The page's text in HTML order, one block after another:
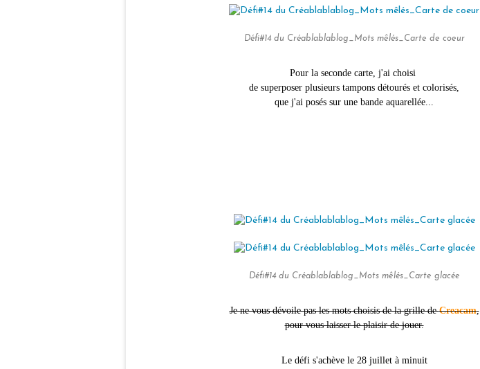
Défi#14 du Créablablablog_Mots mêlés_Carte de coeur
Pour la seconde carte, j'ai choisi
de superposer plusieurs tampons détourés et colorisés,
que j'ai posés sur une bande aquarellée...
Défi#14 du Créablablablog_Mots mêlés_Carte glacée
Je ne vous dévoile pas les mots choisis de la grille deCreacam,
pour vous laisser le plaisir de jouer.
Le défi s'achève le 28 juillet à minuit